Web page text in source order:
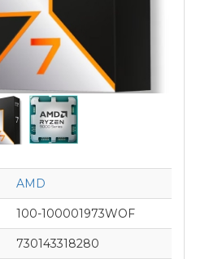
AMD
100-100001973WOF
730143318280